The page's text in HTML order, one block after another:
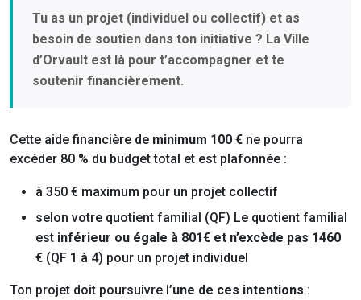
Tu as un projet (individuel ou collectif) et as
besoin de soutien dans ton initiative ? La Ville
d’Orvault est là pour t’accompagner et te
soutenir financièrement.
Cette aide financière de minimum 100 € ne pourra
excéder 80 % du budget total et est plafonnée :
à 350 € maximum pour un projet collectif
selon votre quotient familial (QF) Le quotient familial
est inférieur ou égale à 801€ et n’excède pas 1460
€ (QF 1 à 4) pour un projet individuel
Ton projet doit poursuivre l’une de ces intentions :